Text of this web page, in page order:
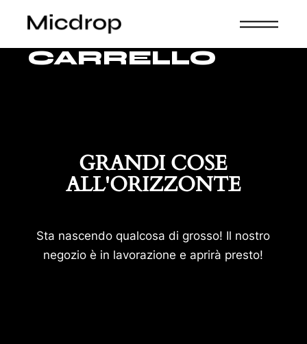
CARRELLO
GRANDI COSE
ALL'ORIZZONTE
Sta nascendo qualcosa di grosso! Il nostro
negozio è in lavorazione e aprirà presto!